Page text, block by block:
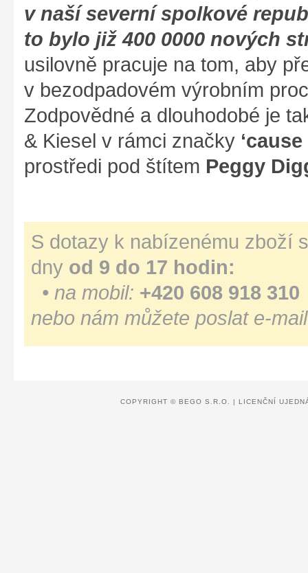
v naší severní spolkové
to bylo již 400 0000 nových
usilovně pracuje na tom, aby
v bezodpadovém výrobním
Zodpovědné a dlouhodobé je
& Kiesel v rámci značky ‘cause
prostředi pod štítem Peggy
S dotazy k nabízenému zboží
dny od 9 do 17 hodin:
• na mobil: +420 608 918 310
nebo nám můžete poslat e-
COPYRIGHT © BEGO S.R.O. | LICENČNÍ